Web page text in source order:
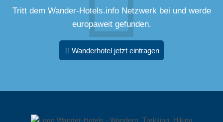
Tritt dem Wander-Hotels.info Netzwerk bei und werde
europaweit gefunden.
Wanderhotel jetzt eintragen